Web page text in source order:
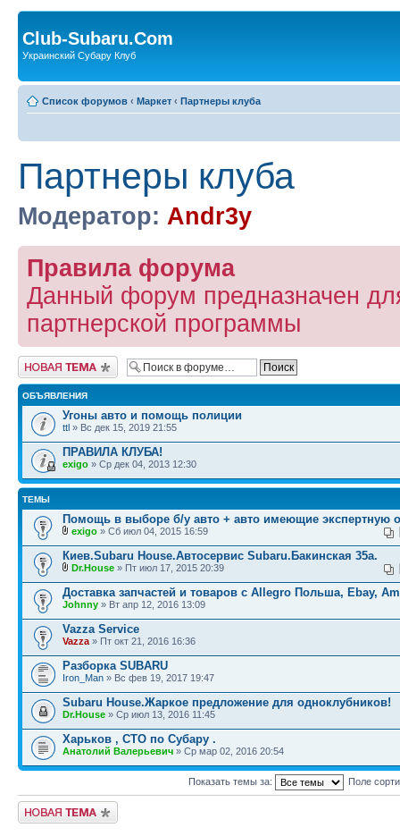
Club-Subaru.Com
Украинский Субару Клуб
Список форумов ‹ Маркет ‹ Партнеры клуба
Партнеры клуба
Модератор: Andr3y
Правила форума
Данный форум предназначен
партнерской программы
Новая тема
ОБЪЯВЛЕНИЯ
Угоны авто и помощь полиции
ttl » Вс дек 15, 2019 21:55
ПРАВИЛА КЛУБА!
exigo » Ср дек 04, 2013 12:30
ТЕМЫ
Помощь в выборе б/у авто + авто имеющие экспертную
exigo » Сб июл 04, 2015 16:59
Киев.Subaru House.Автосервис Subaru.Бакинская 35а.
Dr.House » Пт июл 17, 2015 20:39
Доставка запчастей и товаров с Allegro Польша, Ebay,
Johnny » Вт апр 12, 2016 13:09
Vazza Service
Vazza » Пт окт 21, 2016 16:36
Разборка SUBARU
Iron_Man » Вс фев 19, 2017 19:47
Subaru House.Жаркое предложение для одноклубников!
Dr.House » Ср июл 13, 2016 11:45
Харьков , СТО по Субару .
Анатолий Валерьевич » Ср мар 02, 2016 20:54
Показать темы за: Поле
Новая тема